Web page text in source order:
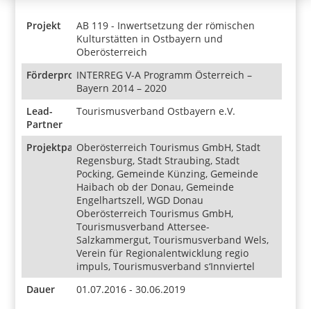
Projekt
AB 119 - Inwertsetzung der römischen
Kulturstätten in Ostbayern und
Oberösterreich
FörderprogrammINTERREG V-A Programm Österreich –
Bayern 2014 – 2020
Lead-
Partner
Tourismusverband Ostbayern e.V.
ProjektpartnerOberösterreich Tourismus GmbH, Stadt
Regensburg, Stadt Straubing, Stadt
Pocking, Gemeinde Künzing, Gemeinde
Haibach ob der Donau, Gemeinde
Engelhartszell, WGD Donau
Oberösterreich Tourismus GmbH,
Tourismusverband Attersee-
Salzkammergut, Tourismusverband Wels,
Verein für Regionalentwicklung regio
impuls, Tourismusverband s‘Innviertel
Dauer
01.07.2016 - 30.06.2019